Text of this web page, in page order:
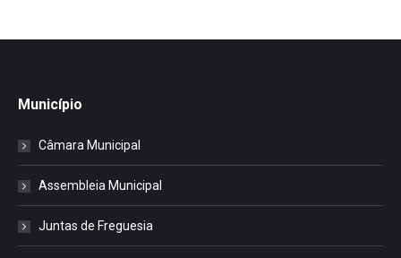
Município
Câmara Municipal
Assembleia Municipal
Juntas de Freguesia